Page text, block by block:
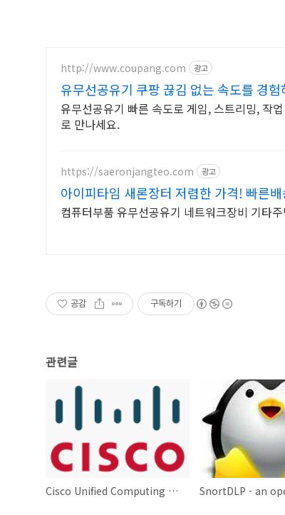
http://www.coupang.com 광고
유무선공유기 쿠팡 끊김 없는 속도를 경
유무선공유기 빠른 속도로 게임, 스트리밍, 작
로 만나세요.
https://saeronjangteo.com 광고
아이피타임 새론장터 저렴한 가격! 빠른
컴퓨터부품 유무선공유기 네트워크장비 기타
공감 구독하기
관련글
Cisco Unified Computing System SSH 서비스 거부 취약점 보안 업데이트